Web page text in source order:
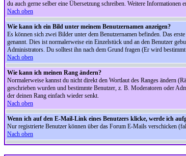
du auch gerne selber eine Übersetzung schreiben. Weitere
Nach oben
Wie kann ich ein Bild unter meinem Benutzernamen anzeigen?
Es können sich zwei Bilder unter dem Benutzernamen befinden. Das
genannt. Dies ist normalerweise ein Einzelstück und an den Benutzer
Administrators. Du solltest ihn nach dem Grund fragen (Er wird bestimmt
Nach oben
Wie kann ich meinen Rang ändern?
Normalerweise kannst du nicht direkt den Wortlaut des Ranges ändern
geschrieben wurden und bestimmte Benutzer, z. B. Moderatoren oder
der deinen Rang einfach wieder senkt.
Nach oben
Wenn ich auf den E-Mail-Link eines Benutzers klicke, werde ich
Nur registrierte Benutzer können über das Forum E-Mails verschicken
Nach oben